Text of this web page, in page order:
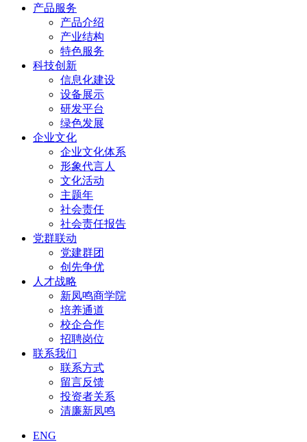
产品服务
产品介绍
产业结构
特色服务
科技创新
信息化建设
设备展示
研发平台
绿色发展
企业文化
企业文化体系
形象代言人
文化活动
主题年
社会责任
社会责任报告
党群联动
党建群团
创先争优
人才战略
新凤鸣商学院
培养通道
校企合作
招聘岗位
联系我们
联系方式
留言反馈
投资者关系
清廉新凤鸣
ENG